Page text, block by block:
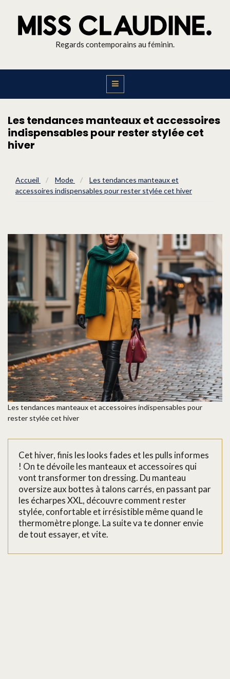
Regards contemporains au féminin.
Les tendances manteaux et accessoires
indispensables pour rester stylée cet
hiver
Accueil / Mode /
Les tendances manteaux et
accessoires indispensables pour rester stylée cet hiver
Les tendances manteaux et accessoires indispensables pour
rester stylée cet hiver
Cet hiver, finis les looks fades et les pulls informes
! On te dévoile les manteaux et accessoires qui
vont transformer ton dressing. Du manteau
oversize aux bottes à talons carrés, en passant par
les écharpes XXL, découvre comment rester
stylée, confortable et irrésistible même quand le
thermomètre plonge. La suite va te donner envie
de tout essayer, et vite.